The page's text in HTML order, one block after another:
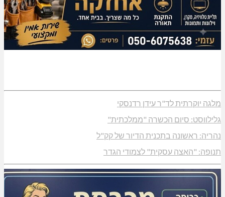
מלגה יוקרתית לד"ר עידן רדנסקי
גלילווסט: סיום הכשרה "ממלכתית"
נהריה: ראשונה בתכנית הדיור של קק"ל
תנופה: "האצה עסקית" לצמודי הגדר